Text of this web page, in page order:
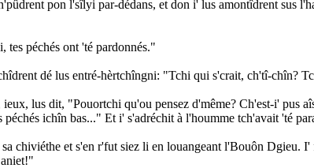
pon l'sîlyi par-dédans, et don i' lus amontîdrent sus
péchés ont 'té pardonnés."
dé lus entré-hèrtchîngni: "Tchi qui s'crait, ch'tî-chîn?
lus dit, "Pouortchi qu'ou pensez d'même? Ch'est-i' pus
ichîn bas..." Et i' s'adréchit à l'houmme tch'avait 'té
chiviéthe et s'en r'fut siez li en louangeant l'Bouôn